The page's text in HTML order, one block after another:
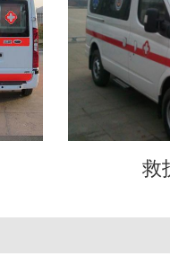
救